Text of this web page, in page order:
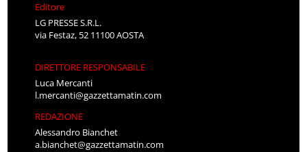
Editore
LG PRESSE S.R.L.
via Festaz, 52 11100 AOSTA
DIRETTORE RESPONSABILE
Luca Mercanti
l.mercanti@gazzettamatin.com
REDAZIONE
Alessandro Bianchet
a.bianchet@gazzettamatin.com